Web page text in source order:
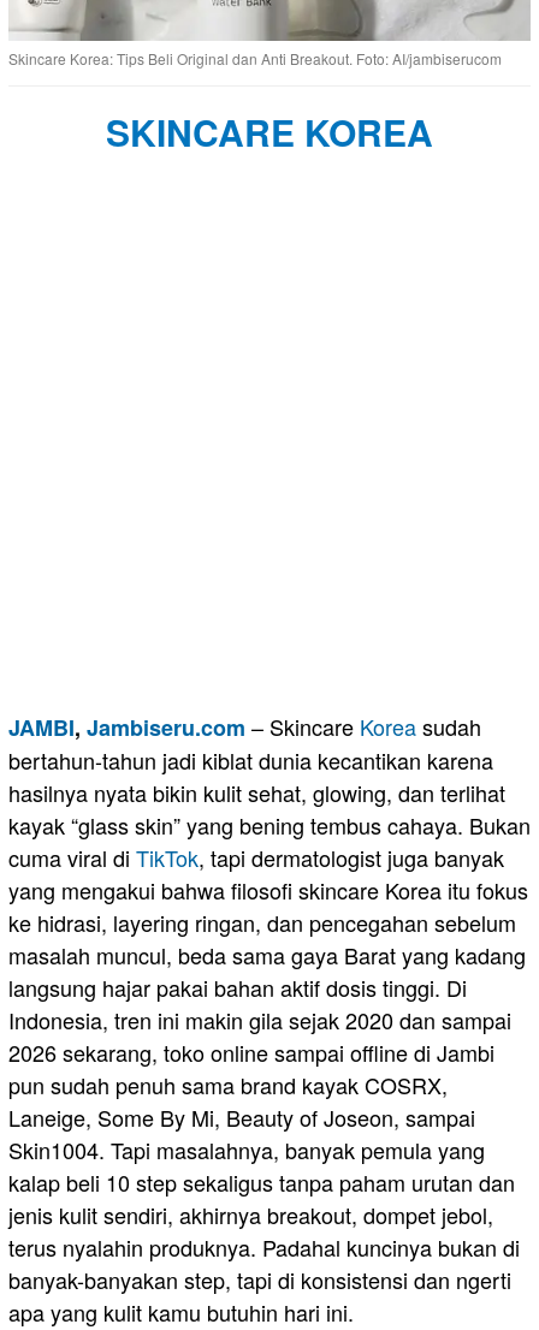
Skincare Korea: Tips Beli Original dan Anti Breakout. Foto: AI/jambiserucom
SKINCARE KOREA
JAMBI, Jambiseru.com – Skincare Koreasudah
bertahun-tahun jadi kiblat dunia kecantikan karena
hasilnya nyata bikin kulit sehat, glowing, dan terlihat
kayak “glass skin” yang bening tembus cahaya. Bukan
cuma viral di TikTok, tapi dermatologist juga banyak
yang mengakui bahwa filosofi skincare Korea itu fokus
ke hidrasi, layering ringan, dan pencegahan sebelum
masalah muncul, beda sama gaya Barat yang kadang
langsung hajar pakai bahan aktif dosis tinggi. Di
Indonesia, tren ini makin gila sejak 2020 dan sampai
2026 sekarang, toko online sampai offline di Jambi
pun sudah penuh sama brand kayak COSRX,
Laneige, Some By Mi, Beauty of Joseon, sampai
Skin1004. Tapi masalahnya, banyak pemula yang
kalap beli 10 step sekaligus tanpa paham urutan dan
jenis kulit sendiri, akhirnya breakout, dompet jebol,
terus nyalahin produknya. Padahal kuncinya bukan di
banyak-banyakan step, tapi di konsistensi dan ngerti
apa yang kulit kamu butuhin hari ini.